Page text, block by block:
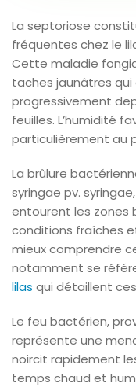
La septoriose
fréquentes chez le
Cette maladie
taches jaunâtres qui
progressivement
feuilles. L’humidité
particulièrement au
La brûlure
syringae pv.
entourent les zones
conditions fraîches
mieux comprendre
notamment se
lilas qui détaillent
Le feu bactérien,
représente une
noircit rapidement
temps chaud et